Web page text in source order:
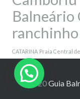
Balneário
ranchinho
CATARINA Praia Central
© 2020Guia